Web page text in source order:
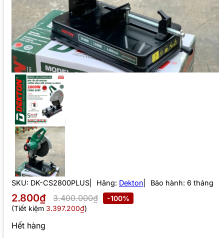
SKU: DK-CS2800PLUS Hãng: Dekton Bảo hành: 6 tháng
2.800₫ 3.400.000₫
-100%
(Tiết kiệm 3.397.200₫)
Hết hàng